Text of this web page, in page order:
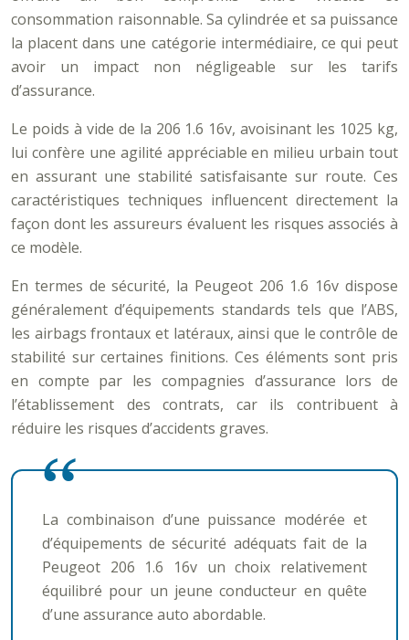
consommation raisonnable. Sa cylindrée et sa puissance
la placent dans une catégorie intermédiaire, ce qui peut
avoir un impact non négligeable sur les tarifs
d’assurance.
Le poids à vide de la 206 1.6 16v, avoisinant les 1025 kg,
lui confère une agilité appréciable en milieu urbain tout
en assurant une stabilité satisfaisante sur route. Ces
caractéristiques techniques influencent directement la
façon dont les assureurs évaluent les risques associés à
ce modèle.
En termes de sécurité, la Peugeot 206 1.6 16v dispose
généralement d’équipements standards tels que l’ABS,
les airbags frontaux et latéraux, ainsi que le contrôle de
stabilité sur certaines finitions. Ces éléments sont pris
en compte par les compagnies d’assurance lors de
l’établissement des contrats, car ils contribuent à
réduire les risques d’accidents graves.
La combinaison d’une puissance modérée et
d’équipements de sécurité adéquats fait de la
Peugeot 206 1.6 16v un choix relativement
équilibré pour un jeune conducteur en quête
d’une assurance auto abordable.